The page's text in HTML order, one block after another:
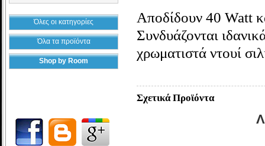
Όλες οι κατηγορίες
Όλα τα προϊόντα
Shop by Room
Αποδίδουν 40 Watt
Συνδυάζονται
χρωματιστά ντουί
Σχετικά Προϊόντα